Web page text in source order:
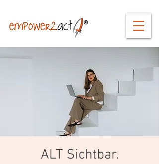
ALT Sichtbar.